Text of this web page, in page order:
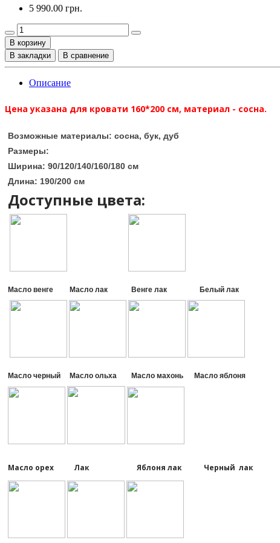
5 990.00 грн.
В корзину
В закладки
В сравнение
Описание
Цена указана для кровати 160*200 см, материал - сосна.
Возможные материалы: сосна, бук, дуб
Размеры:
Ширина: 90/120/140/160/180 см
Длина: 190/200 см
Доступные цвета:
Масло венге Масло лак Венге лак Белый лак
Масло черный Масло ольха Масло махонь Масло яблоня
Масло орех Лак Яблоня лак Черный лак